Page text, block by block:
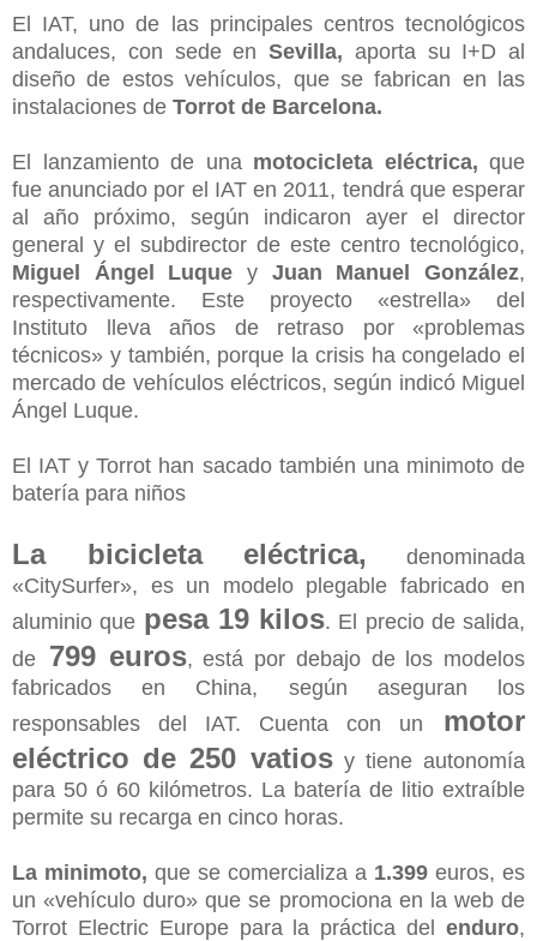
El IAT, uno de las principales centros tecnológicos
andaluces, con sede en Sevilla, aporta su I+D al
diseño de estos vehículos, que se fabrican en las
instalaciones de Torrot de Barcelona.
El lanzamiento de una motocicleta eléctrica, que
fue anunciado por el IAT en 2011, tendrá que esperar
al año próximo, según indicaron ayer el director
general y el subdirector de este centro tecnológico,
Miguel Ángel Luque y Juan Manuel González,
respectivamente. Este proyecto «estrella» del
Instituto lleva años de retraso por «problemas
técnicos» y también, porque la crisis ha congelado el
mercado de vehículos eléctricos, según indicó Miguel
Ángel Luque.
El IAT y Torrot han sacado también una minimoto de
batería para niños
La bicicleta eléctrica,
denominada
«CitySurfer», es un modelo plegable fabricado en
aluminio que pesa 19 kilos. El precio de salida,
de 799 euros, está por debajo de los modelos
fabricados en China, según aseguran los
responsables del IAT. Cuenta con un
motor
eléctrico de 250 vatiosy tiene autonomía
para 50 ó 60 kilómetros. La batería de litio extraíble
permite su recarga en cinco horas.
La minimoto, que se comercializa a 1.399 euros, es
un «vehículo duro» que se promociona en la web de
Torrot Electric Europe para la práctica del enduro,